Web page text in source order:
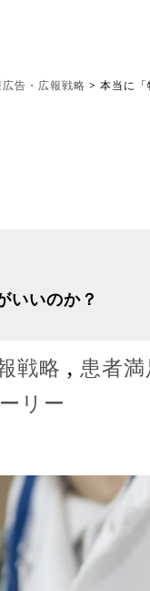
告・広報戦略 > 本当に
いいのか？
戦略 , 患者
リー